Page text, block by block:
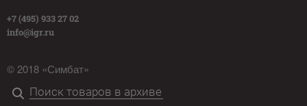
+7 (495) 933 27 02
info@igr.ru
© 2018 «Симбат»